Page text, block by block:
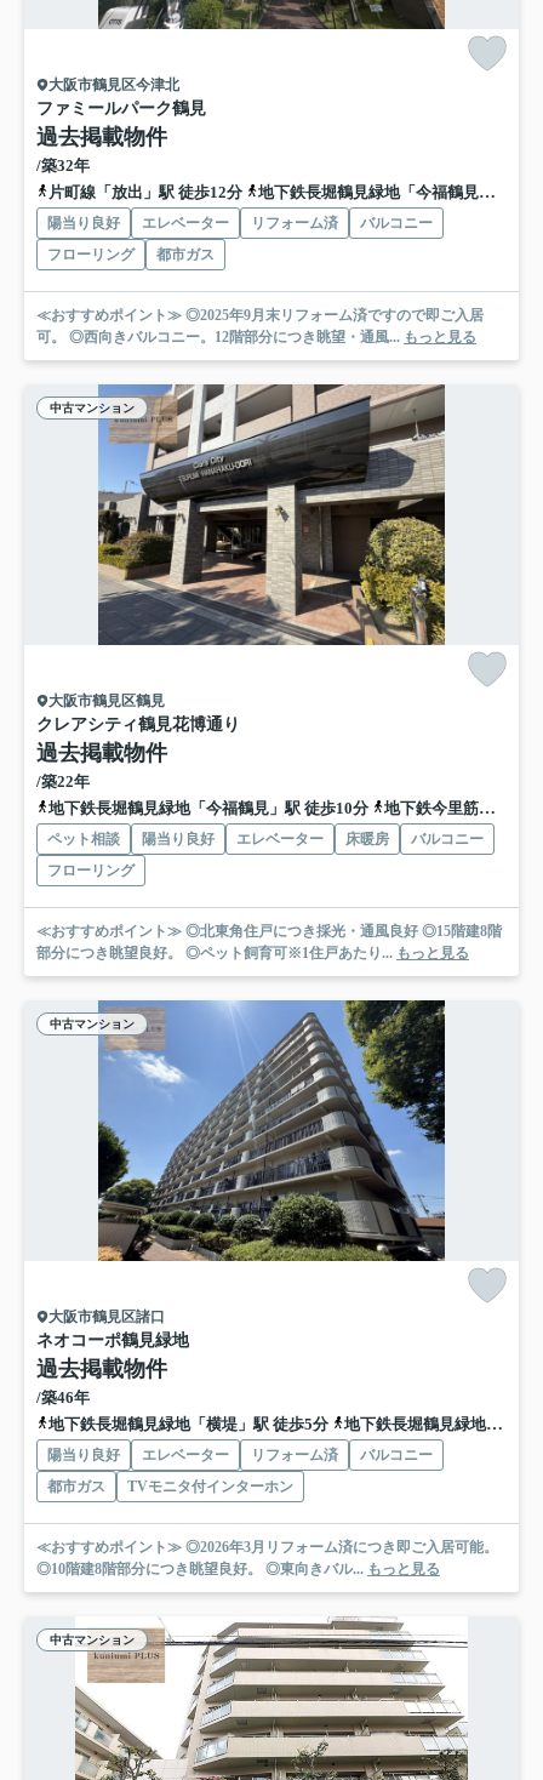
大阪市鶴見区今津北
ファミールパーク鶴見
過去掲載物件
/築32年
片町線「放出」駅 徒歩12分
地下鉄長堀鶴見緑地「今福鶴見」駅 徒歩20分
陽当り良好 エレベーター リフォーム済
バルコニー
フローリング
都市ガス
≪おすすめポイント≫ ◎2025年9月末リフォーム済ですので即ご入居
可。 ◎西向きバルコニー。12階部分につき眺望・通風... もっと見る
中古マンション
大阪市鶴見区鶴見
クレアシティ鶴見花博通り
過去掲載物件
/築22年
地下鉄長堀鶴見緑地「今福鶴見」駅 徒歩10分
地下鉄今里筋線「新森古市」駅 徒歩15分
ペット相談 陽当り良好 エレベーター 床暖房
バルコニー
フローリング
≪おすすめポイント≫ ◎北東角住戸につき採光・通風良好 ◎15階建8階
部分につき眺望良好。 ◎ペット飼育可※1住戸あたり... もっと見る
中古マンション
大阪市鶴見区諸口
ネオコーポ鶴見緑地
過去掲載物件
/築46年
地下鉄長堀鶴見緑地「横堤」駅 徒歩5分
地下鉄長堀鶴見緑地「鶴見緑地」駅 徒歩14分
陽当り良好 エレベーター リフォーム済
バルコニー
都市ガス
TVモニタ付インターホン
≪おすすめポイント≫ ◎2026年3月リフォーム済につき即ご入居可能。
◎10階建8階部分につき眺望良好。 ◎東向きバル... もっと見る
中古マンション